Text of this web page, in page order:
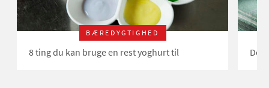
BÆREDYGTIGHED
8 ting du kan bruge en rest yoghurt til Det